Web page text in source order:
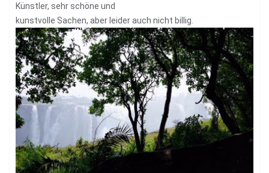
Künstler, sehr schöne und
kunstvolle Sachen, aber leider auch nicht billig.